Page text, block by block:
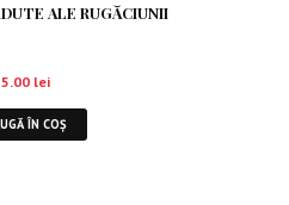
ALE RUGĂCIUNII
lei
ÎN COȘ